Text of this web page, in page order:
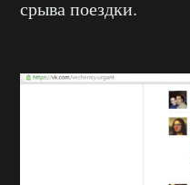
срыва поездки.